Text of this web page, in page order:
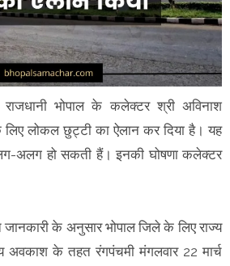
भोपाल के कलेक्टर श्री अविनाश
लिए लोकल छुट्टी का ऐलान कर दिया है। यह
अलग हो सकती हैं। इनकी घोषणा कलेक्टर
जानकारी के अनुसार भोपाल जिले के लिए राज्य
अवकाश के तहत रंगपंचमी मंगलवार 22 मार्च